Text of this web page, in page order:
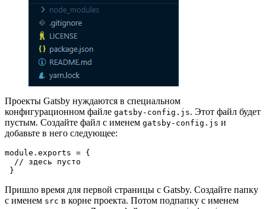
Проекты Gatsby нуждаются в специальном
конфигурационном файле gatsby-config.js. Этот файл будет
пустым. Создайте файл с именем gatsby-config.js и
добавьте в него следующее:
module.exports = {
  // здесь пусто
}
Пришло время для первой страницы с Gatsby. Создайте папку
с именем src в корне проекта. Потом подпапку с именем